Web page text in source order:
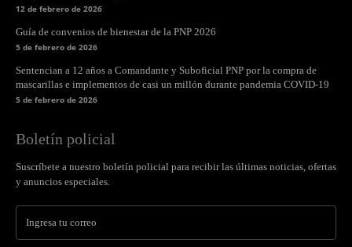
12 de febrero de 2026
Guía de convenios de bienestar de la PNP 2026
5 de febrero de 2026
Sentencian a 12 años a Comandante y Suboficial PNP por la compra de
mascarillas e implementos de casi un millón durante pandemia COVID-19
5 de febrero de 2026
Boletín policial
Suscríbete a nuestro boletín policial para recibir las últimas noticias, ofertas
y anuncios especiales.